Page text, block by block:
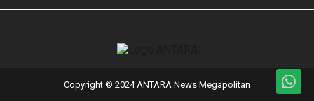
Copyright © 2024 ANTARA News Megapolitan